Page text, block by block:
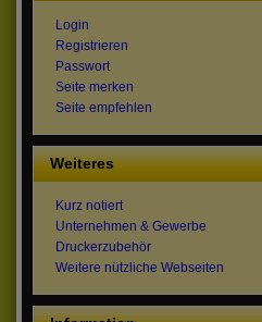
Login
Registrieren
Passwort
Seite merken
Seite empfehlen
Weiteres
Kurz notiert
Unternehmen & Gewerbe
Druckerzubehör
Weitere nützliche Webseiten